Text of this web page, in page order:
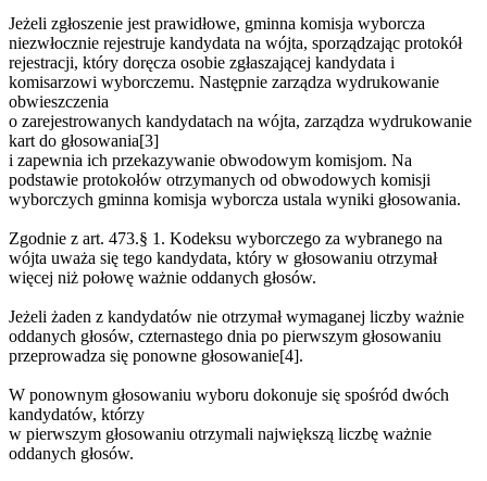
Jeżeli zgłoszenie jest prawidłowe, gminna komisja wyborcza
niezwłocznie rejestruje kandydata na wójta, sporządzając protokół
rejestracji, który doręcza osobie zgłaszającej kandydata i
komisarzowi wyborczemu. Następnie zarządza wydrukowanie
obwieszczenia
o zarejestrowanych kandydatach na wójta, zarządza wydrukowanie
kart do głosowania[3]
i zapewnia ich przekazywanie obwodowym komisjom. Na
podstawie protokołów otrzymanych od obwodowych komisji
wyborczych gminna komisja wyborcza ustala wyniki głosowania.
Zgodnie z art. 473.§ 1. Kodeksu wyborczego za wybranego na
wójta uważa się tego kandydata, który w głosowaniu otrzymał
więcej niż połowę ważnie oddanych głosów.
Jeżeli żaden z kandydatów nie otrzymał wymaganej liczby ważnie
oddanych głosów, czternastego dnia po pierwszym głosowaniu
przeprowadza się ponowne głosowanie[4].
W ponownym głosowaniu wyboru dokonuje się spośród dwóch
kandydatów, którzy
w pierwszym głosowaniu otrzymali największą liczbę ważnie
oddanych głosów.